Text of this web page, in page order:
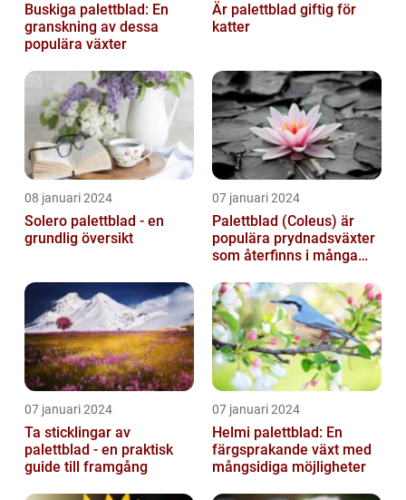
Buskiga palettblad: En
granskning av dessa
populära växter
Är palettblad giftig för
katter
08 januari 2024
Solero palettblad - en
grundlig översikt
07 januari 2024
Palettblad (Coleus) är
populära prydnadsväxter
som återfinns i många
trädgårdar...
07 januari 2024
Ta sticklingar av
palettblad - en praktisk
guide till framgång
07 januari 2024
Helmi palettblad: En
färgsprakande växt med
mångsidiga möjligheter